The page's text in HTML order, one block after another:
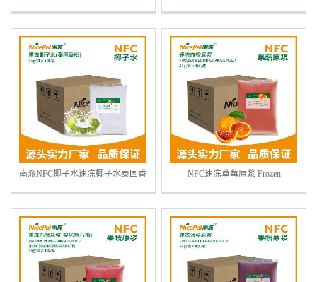
汁青金桔汁饮料奶茶原料源头厂家 水果浆水果茶奶茶冷热饮料原料
南派NFC椰子水速冻椰子水泰国香
椰水冷冻水果浆水果茶奶茶冷热饮
NFC速冻草莓原浆 Frozen
Strawberry Pulp